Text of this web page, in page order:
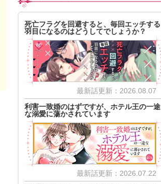
死亡フラグを回避すると、毎回エッチする
羽目になるのはどうしてでしょうか？
最新話更新：2026.08.07
利害一致婚のはずですが、ホテル王の一途
な溺愛に蕩かされています
最新話更新：2026.07.22